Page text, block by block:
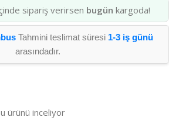
sipariş verirsen bugün kargoda!
Tahmini teslimat süresi 1-3 iş günü
arasındadır.
ürünü inceliyor